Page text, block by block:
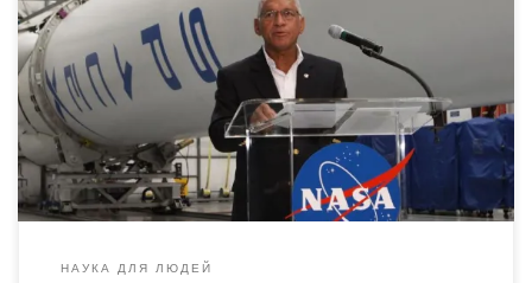
летавший в космос, дважды командиром шаттла, – с
середины 2009 по начало 2017 года работал
администратором NASA. В течение этого времени он
руководил созданием и начальной разработкой
сверхтяжелой ракеты агентства Space Launch System
(SLS). Некоторые руководители NASA, как, например,
тогдашний заместитель администратора Лори […]
НАУКА ДЛЯ ЛЮДЕЙ